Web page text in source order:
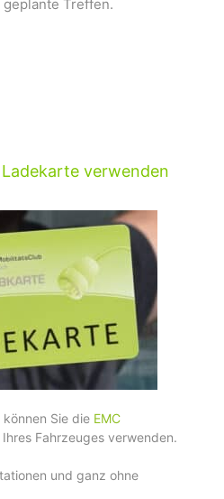
Treffen.
verwenden
Sie die EMC
Fahrzeuges verwenden.
und ganz ohne